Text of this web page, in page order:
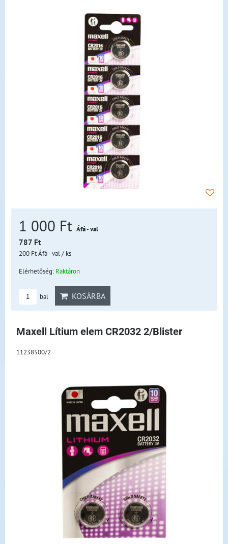
1 000 Ft Áfá - val
787 Ft
200 FtÁfá - val/ ks
Elérhetőség: Raktáron
bal KOSÁRBA
Maxell Lítium elem CR2032 2/Blister
11238500/2